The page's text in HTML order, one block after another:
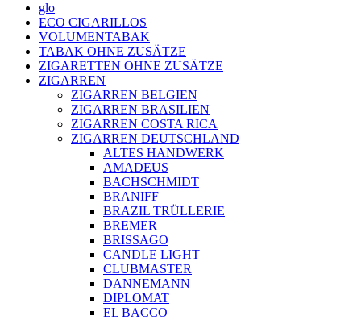
glo
ECO CIGARILLOS
VOLUMENTABAK
TABAK OHNE ZUSÄTZE
ZIGARETTEN OHNE ZUSÄTZE
ZIGARREN
ZIGARREN BELGIEN
ZIGARREN BRASILIEN
ZIGARREN COSTA RICA
ZIGARREN DEUTSCHLAND
ALTES HANDWERK
AMADEUS
BACHSCHMIDT
BRANIFF
BRAZIL TRÜLLERIE
BREMER
BRISSAGO
CANDLE LIGHT
CLUBMASTER
DANNEMANN
DIPLOMAT
EL BACCO